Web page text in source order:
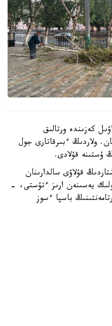
كەزىندە ورتالىق
قۇلاتقان. ولاردىڭ ءبىرقاتارى جول
ۇستىنە قۇلادى.
قۇلاۋى سالدارىنان
زاقىمدانعان 17 اۆتوكولىك يەسىنەن ارىز ءتۇستى، -
باسپا ءسوز